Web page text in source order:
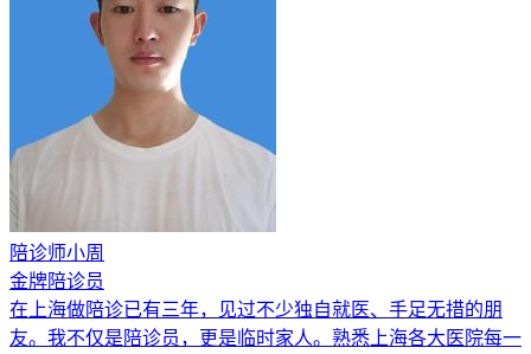
陪诊师小周
金牌陪诊员
在上海做陪诊已有三年，见过不少独自就医、手足无措的朋
友。我不仅是陪诊员，更是临时家人。熟悉上海各大医院每一